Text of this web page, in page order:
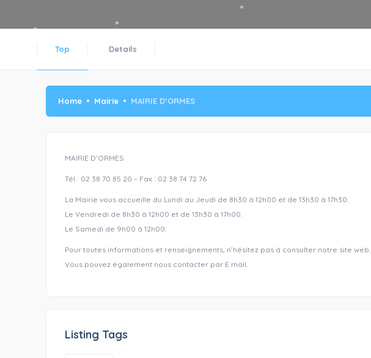
Top Details
Home Mairie MAIRIE D’ORMES
MAIRIE D’ORMES
Tél : 02 38 70 85 20 – Fax : 02 38 74 72 76
La Mairie vous accueille du Lundi au Jeudi de 8h30 à 12h00 et de 13h30 à 17h30.
Le Vendredi de 8h30 à 12h00 et de 13h30 à 17h00.
Le Samedi de 9h00 à 12h00.
Pour toutes informations et renseignements, n’hésitez pas à consulter notre site web.
Vous pouvez également nous contacter par E mail.
Listing Tags